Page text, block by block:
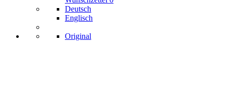
Deutsch
Englisch
Original